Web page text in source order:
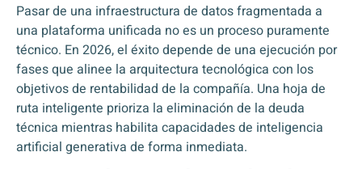
Pasar de una infraestructura de datos fragmentada a
una plataforma unificada no es un proceso puramente
técnico. En 2026, el éxito depende de una ejecución por
fases que alinee la arquitectura tecnológica con los
objetivos de rentabilidad de la compañía. Una hoja de
ruta inteligente prioriza la eliminación de la deuda
técnica mientras habilita capacidades de inteligencia
artificial generativa de forma inmediata.